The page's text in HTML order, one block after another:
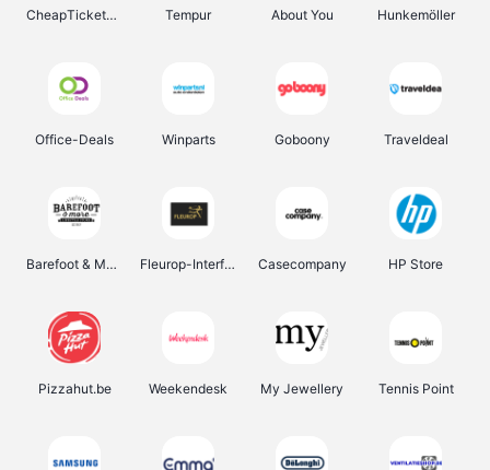
CheapTickets.be Tempur About You Hunkemöller
Office-Deals Winparts Goboony Traveldeal
Barefoot & More Fleurop-Interflora Casecompany HP Store
Pizzahut.be Weekendesk My Jewellery Tennis Point